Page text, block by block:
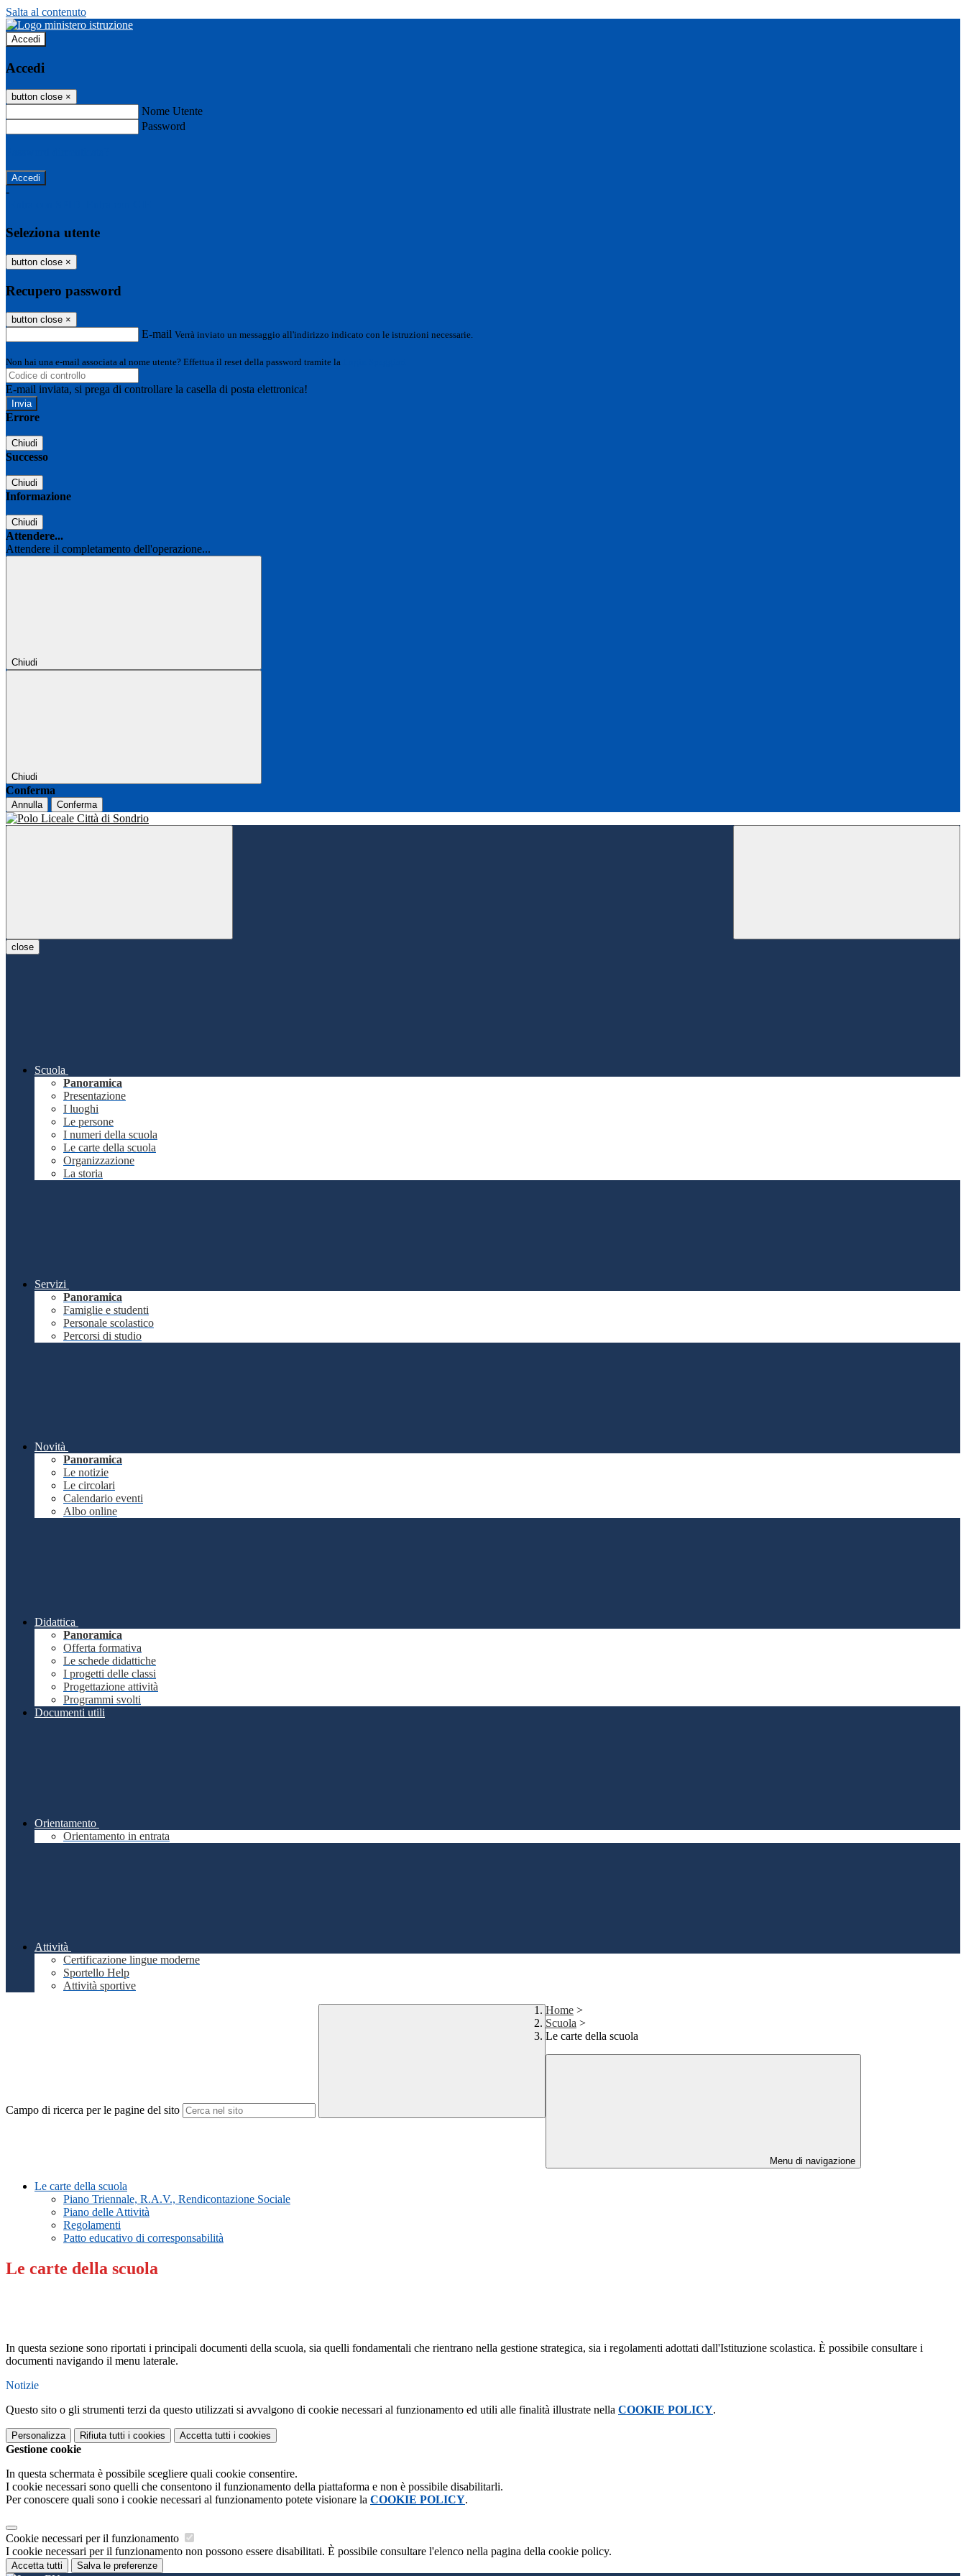
Salta al contenuto
Accedi
Accedi
button close ×
Nome Utente
Password
-
Seleziona utente
button close ×
Recupero password
button close ×
E-mail Verrà inviato un messaggio all'indirizzo indicato con le istruzioni necessarie.
Non hai una e-mail associata al nome utente? Effettua il reset della password tramite la
E-mail inviata, si prega di controllare la casella di posta elettronica!
Errore
Chiudi
Successo
Chiudi
Informazione
Chiudi
Attendere...
Attendere il completamento dell'operazione...
Chiudi
Chiudi
Conferma
Annulla Conferma
close
Scuola
Panoramica
Presentazione
I luoghi
Le persone
I numeri della scuola
Le carte della scuola
Organizzazione
La storia
Servizi
Panoramica
Famiglie e studenti
Personale scolastico
Percorsi di studio
Novità
Panoramica
Le notizie
Le circolari
Calendario eventi
Albo online
Didattica
Panoramica
Offerta formativa
Le schede didattiche
I progetti delle classi
Progettazione attività
Programmi svolti
Documenti utili
Orientamento
Orientamento in entrata
Attività
Certificazione lingue moderne
Sportello Help
Attività sportive
Campo di ricerca per le pagine del sito
Home >
Scuola >
Le carte della scuola
Menu di navigazione
Le carte della scuola
Piano Triennale, R.A.V., Rendicontazione Sociale
Piano delle Attività
Regolamenti
Patto educativo di corresponsabilità
Le carte della scuola
In questa sezione sono riportati i principali documenti della scuola, sia quelli fondamentali che rientrano nella gestione strategica, sia i regolamenti adottati dall'Istituzione scolastica. È possibile consultare i
documenti navigando il menu laterale.
Notizie
Questo sito o gli strumenti terzi da questo utilizzati si avvalgono di cookie necessari al funzionamento ed utili alle finalità illustrate nella COOKIE POLICY.
Personalizza Rifiuta tutti i cookies Accetta tutti i cookies
Gestione cookie
In questa schermata è possibile scegliere quali cookie consentire.
I cookie necessari sono quelli che consentono il funzionamento della piattaforma e non è possibile disabilitarli.
Per conoscere quali sono i cookie necessari al funzionamento potete visionare la COOKIE POLICY.
Cookie necessari per il funzionamento
I cookie necessari per il funzionamento non possono essere disabilitati. È possibile consultare l'elenco nella pagina della cookie policy.
Accetta tutti Salva le preferenze